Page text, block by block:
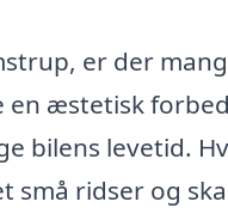
er der
en æstetisk
bilens levetid.
små ridser og